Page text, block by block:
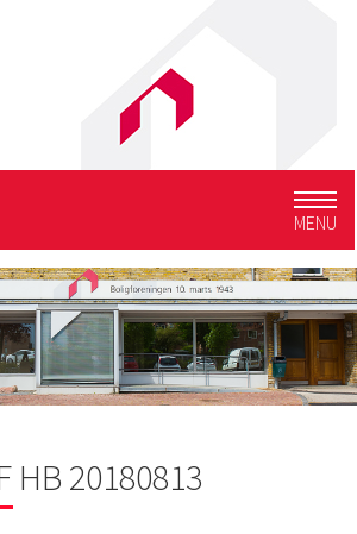
MENU
HB 20180813